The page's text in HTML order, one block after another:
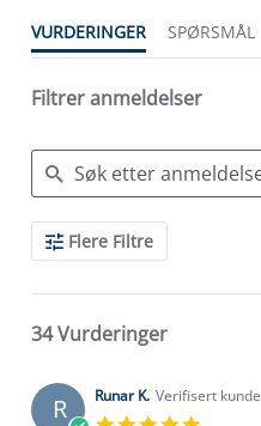
VURDERINGER SPØRSMÅL
Filtrer anmeldelser
Search
ReviewsFlere Filtre
34 Vurderinger
R Runar K. Verifisert kunde